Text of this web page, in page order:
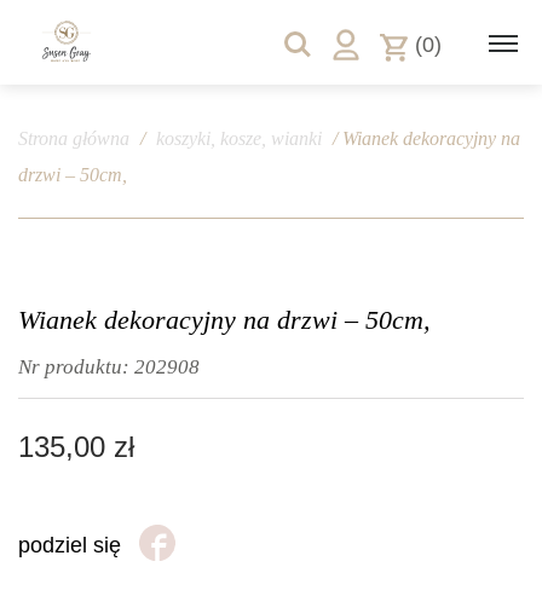
(0)
Strona główna / koszyki, kosze, wianki / Wianek dekoracyjny na
drzwi – 50cm,
Wianek dekoracyjny na drzwi – 50cm,
Nr produktu: 202908
135,00 zł
podziel się